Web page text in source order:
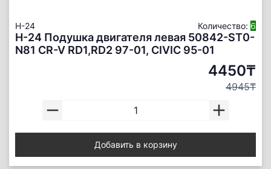
H-24 Количество: 6
H-24 Подушка двигателя левая 50842-ST0-
N81 CR-V RD1,RD2 97-01, CIVIC 95-01
4450₸
4945₸
Добавить в корзину